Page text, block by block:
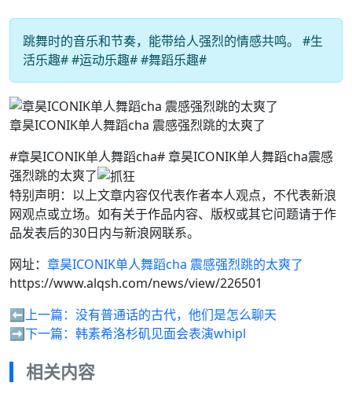
跳舞时的音乐和节奏，能带给人强烈的情感共鸣。 #生
活乐趣# #运动乐趣# #舞蹈乐趣#
章昊ICONIK单人舞蹈cha 震感强烈跳的太爽了
#章昊ICONIK单人舞蹈cha# 章昊ICONIK单人舞蹈cha震感
强烈跳的太爽了
特别声明：以上文章内容仅代表作者本人观点，不代表新浪
网观点或立场。如有关于作品内容、版权或其它问题请于作
品发表后的30日内与新浪网联系。
网址： 章昊ICONIK单人舞蹈cha 震感强烈跳的太爽了
https://www.alqsh.com/news/view/226501
⬅️上一篇： 没有普通话的古代，他们是怎么聊天
➡️下一篇： 韩素希洛杉矶见面会表演whipl
相关内容